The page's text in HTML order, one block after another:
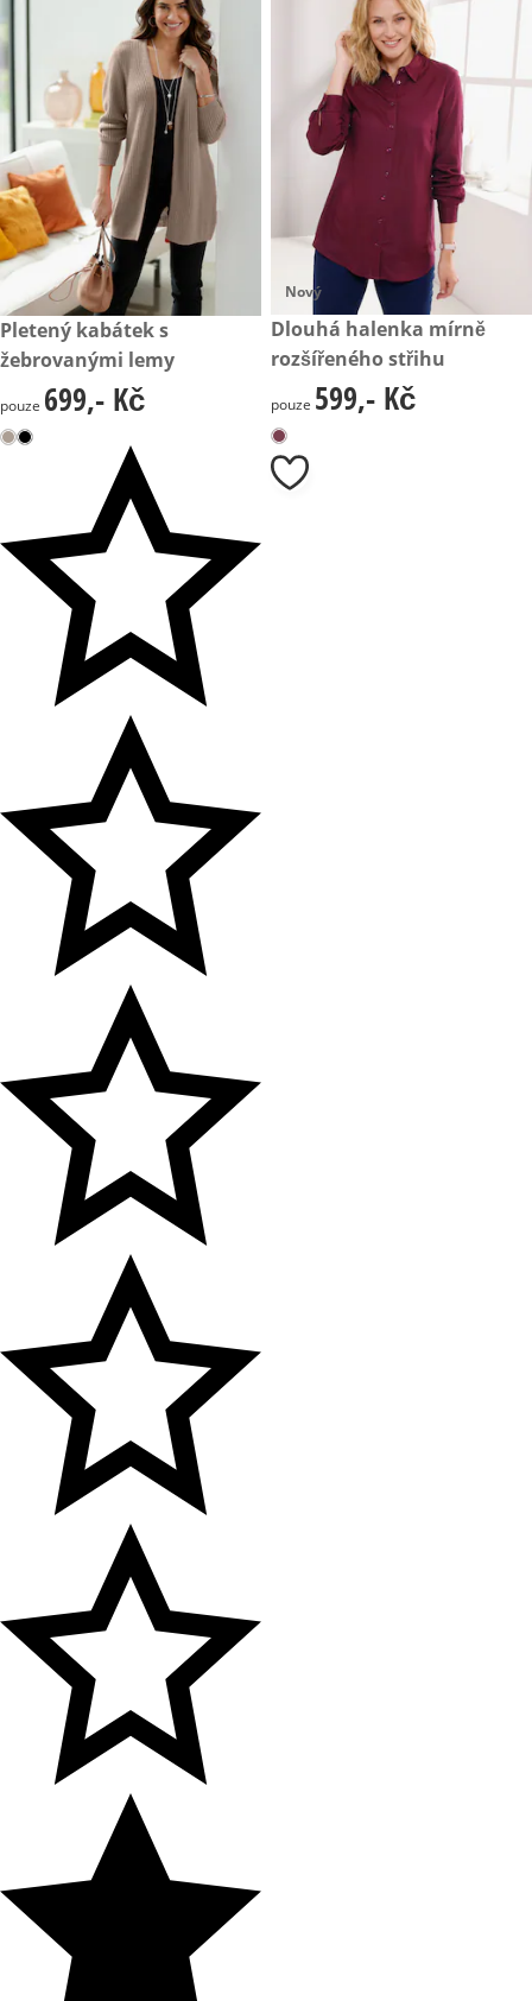
699,- Kč
Pletený kabátek s
žebrovanými lemy
699,- Kč
pouze 699,- Kč
Nový
599,- Kč
Dlouhá halenka mírně
rozšířeného střihu
599,- Kč
pouze 599,- Kč